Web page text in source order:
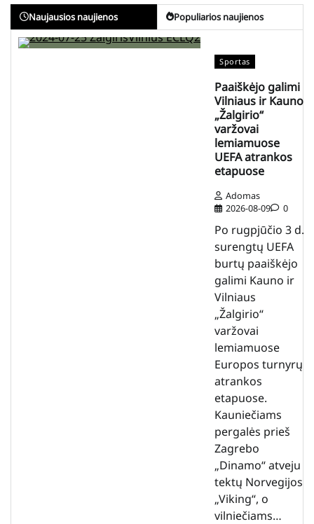
Naujausios naujienos Populiarios naujienos
Sportas
Paaiškėjo galimi
Vilniaus ir Kauno
„Žalgirio“
varžovai
lemiamuose
UEFA atrankos
etapuose
Adomas
2026-08-09
0
Po rugpjūčio 3 d.
surengtų UEFA
burtų paaiškėjo
galimi Kauno ir
Vilniaus
„Žalgirio“
varžovai
lemiamuose
Europos turnyrų
atrankos
etapuose.
Kauniečiams
pergalės prieš
Zagrebo
„Dinamo“ atveju
tektų Norvegijos
„Viking“, o
vilniečiams…